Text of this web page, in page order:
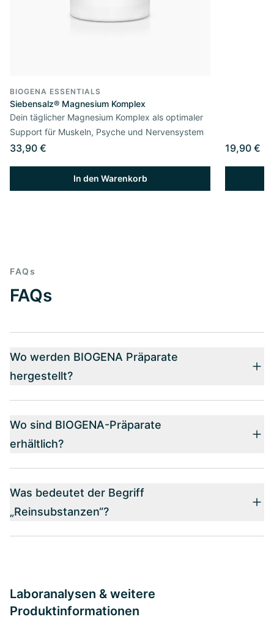
BIOGENA ESSENTIALS
Siebensalz® Magnesium Komplex
Dein täglicher Magnesium Komplex als optimaler
Support für Muskeln, Psyche und Nervensystem
33,90 €
In den Warenkorb
19,90 €
FAQs
FAQs
Wo werden BIOGENA Präparate
hergestellt?
Wo sind BIOGENA-Präparate
erhältlich?
Was bedeutet der Begriff
„Reinsubstanzen“?
Laboranalysen & weitere
Produktinformationen